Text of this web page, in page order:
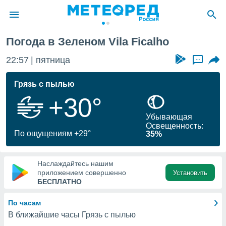
о
Вы можете
к этому
доступ
Погода в Зеленом Vila Ficalho
22:57 пятница ...
Грязь с пылью
+30°
По ощущениям +29°
Убывающая
Освещенность:
35%
Наслаждайтесь нашим
приложением совершенно
БЕСПЛАТНО
Установить
По часам
В ближайшие часы Грязь с пылью